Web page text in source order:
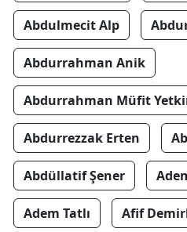
Abdulmecit Alp
Abdurrahman Anik
Abdurrahman Müfit
Abdurrezzak Erten
Abdüllatif Şener
Adem Tatlı Afif